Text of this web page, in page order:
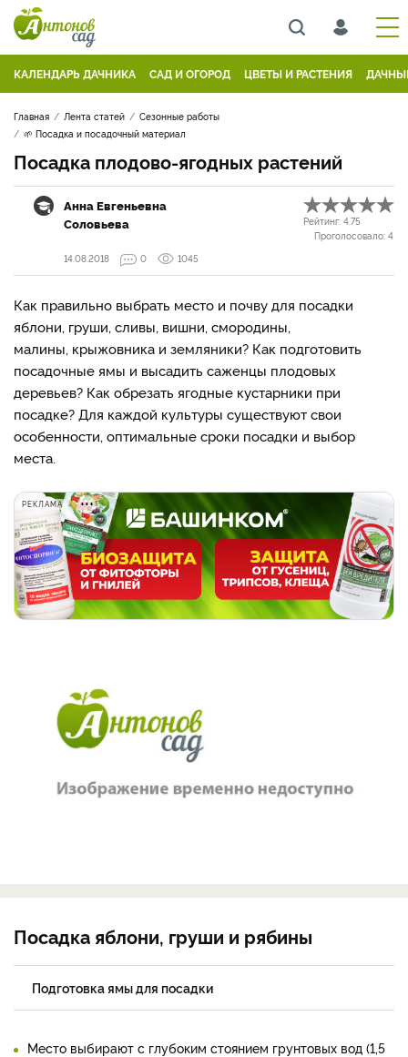
КАЛЕНДАРЬ ДАЧНИКА САД И ОГОРОД ЦВЕТЫ И РАСТЕНИЯ
Главная Лента статей
Сезонные работы
🌱 Посадка и посадочный материал
Посадка плодово-ягодных растений
Анна Евгеньевна
Соловьева
Рейтинг: 4.75
Проголосовало: 4
14.08.2018
0 1045
Как правильно выбрать место и почву для посадки
яблони, груши, сливы, вишни, смородины,
малины, крыжовника и земляники? Как подготовить
посадочные ямы и высадить саженцы плодовых
деревьев? Как обрезать ягодные кустарники при
посадке? Для каждой культуры существуют свои
особенности, оптимальные сроки посадки и выбор
места.
РЕКЛАМА
Посадка яблони, груши и рябины
Подготовка ямы для посадки
Место выбирают с глубоким стоянием грунтовых вод (1,5